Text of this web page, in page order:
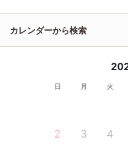
カレンダーから検索
日 月 火
2
3 4